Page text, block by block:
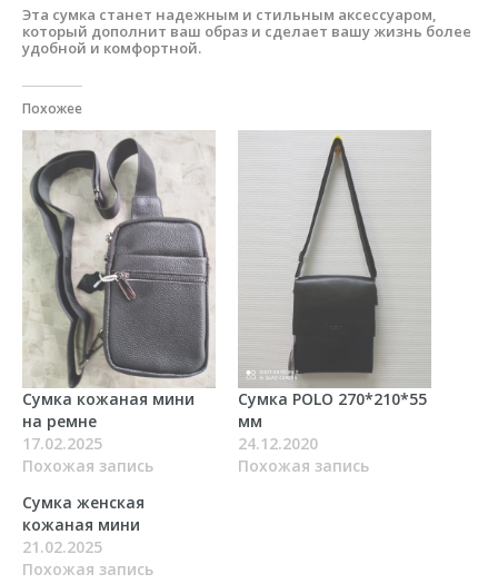
Эта сумка станет надежным и стильным аксессуаром,
который дополнит ваш образ и сделает вашу жизнь более
удобной и комфортной.
Похожее
Сумка кожаная мини
на ремне
17.02.2025
Похожая запись
Сумка POLO 270*210*55
мм
24.12.2020
Похожая запись
Сумка женская
кожаная мини
21.02.2025
Похожая запись